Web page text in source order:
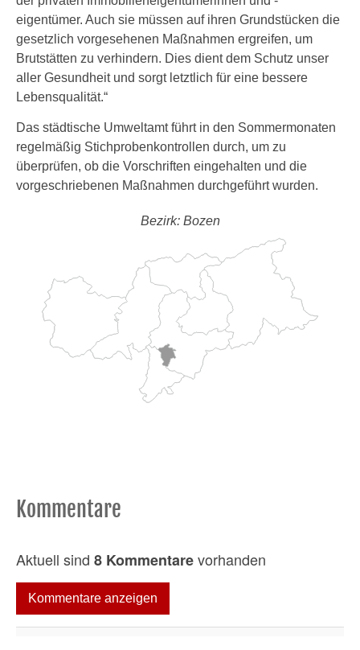
eigentümer. Auch sie müssen auf ihren Grundstücken die
gesetzlich vorgesehenen Maßnahmen ergreifen, um
Brutstätten zu verhindern. Dies dient dem Schutz unser
aller Gesundheit und sorgt letztlich für eine bessere
Lebensqualität.“
Das städtische Umweltamt führt in den Sommermonaten
regelmäßig Stichprobenkontrollen durch, um zu
überprüfen, ob die Vorschriften eingehalten und die
vorgeschriebenen Maßnahmen durchgeführt wurden.
Bezirk: Bozen
Kommentare
Aktuell sind 8 Kommentarevorhanden
Kommentare anzeigen